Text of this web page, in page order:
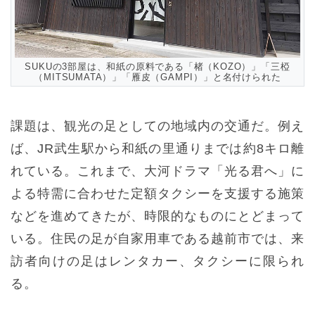
SUKUの3部屋は、和紙の原料である「楮（KOZO）」「三椏
（MITSUMATA）」「雁皮（GAMPI）」と名付けられた
課題は、観光の足としての地域内の交通だ。例え
ば、JR武生駅から和紙の里通りまでは約8キロ離
れている。これまで、大河ドラマ「光る君へ」に
よる特需に合わせた定額タクシーを支援する施策
などを進めてきたが、時限的なものにとどまって
いる。住民の足が自家用車である越前市では、来
訪者向けの足はレンタカー、タクシーに限られ
る。